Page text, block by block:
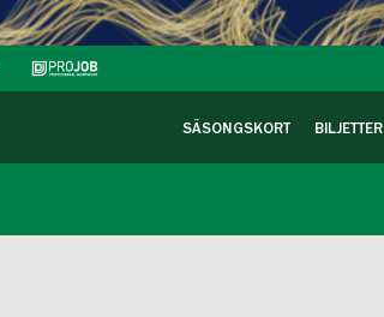
SÄSONGSKORT BILJETTER